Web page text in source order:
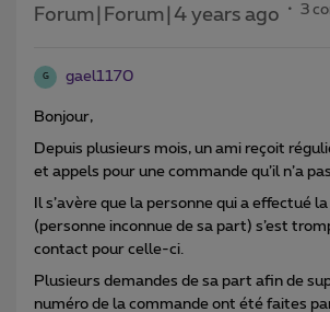
Forum|Forum|4 years ago 3
G gael1170
Bonjour,
Depuis plusieurs mois, un ami reçoit
et appels pour une commande qu’il n’a
Il s’avère que la personne qui a effectué
(personne inconnue de sa part) s’est
contact pour celle-ci.
Plusieurs demandes de sa part afin de
numéro de la commande ont été faites